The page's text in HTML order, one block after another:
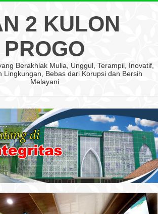
2 KULON
PROGO
Berakhlak Mulia, Unggul, Terampil, Inovatif,
Lingkungan, Bebas dari Korupsi dan Bersih
Melayani